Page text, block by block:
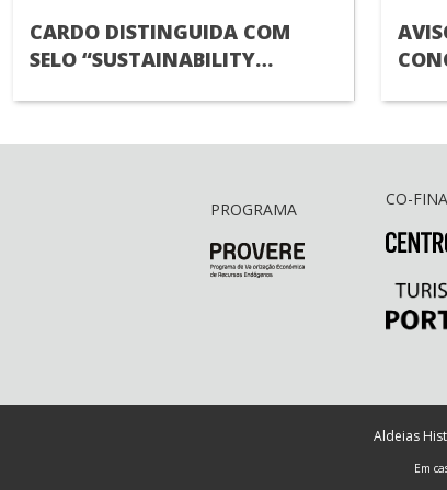
CARDO DISTINGUIDA COM
SELO “SUSTAINABILITY
PROGRAMA
CO-
Aldeias
Em